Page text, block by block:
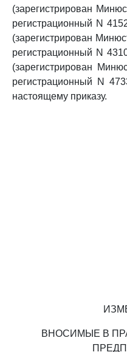
(зарегистрирован
регистрационный N
(зарегистрирован
регистрационный N
(зарегистрирован
регистрационный N
настоящему приказу.
ВНОСИМЫЕ В